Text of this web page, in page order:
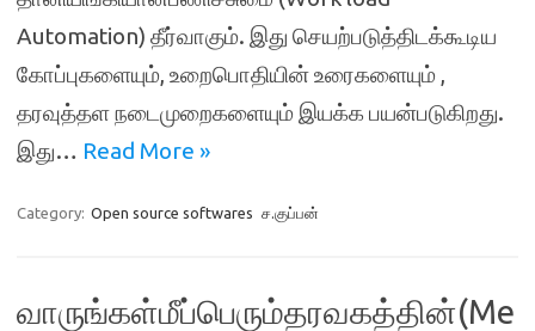
Automation) தீர்வாகும். இது செயற்படுத்திடக்கூடிய
கோப்புகளையும், உறைபொதியின் உரைகளையும் ,
தரவுத்தள நடைமுறைகளையும் இயக்க பயன்படுகிறது.
இது… Read More »
Category: Open source softwares ச.குப்பன்
வாருங்கள்மீப்பெரும்தரவகத்தின்(Me